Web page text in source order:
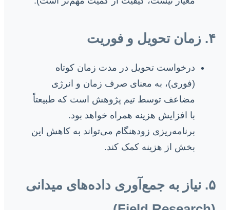
۴. زمان تحویل و فوریت
درخواست تحویل در مدت زمان کوتاه
(فوری)، به معنای صرف زمان و انرژی
مضاعف توسط تیم پژوهش است که طبیعتاً
با افزایش هزینه همراه خواهد بود.
برنامه‌ریزی زودهنگام می‌تواند به کاهش این
بخش از هزینه کمک کند.
۵. نیاز به جمع‌آوری داده‌های میدانی